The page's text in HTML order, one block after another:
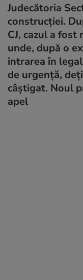
Judecătoria
construcției.
CJ, cazul a
unde, după o
intrarea în
de urgență,
câștigat. Noul
apel